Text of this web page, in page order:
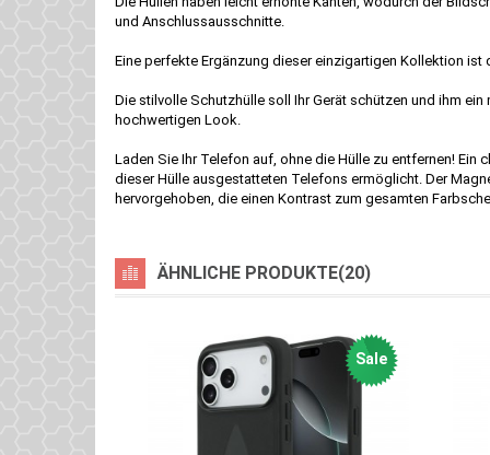
und Anschlussausschnitte.
Eine perfekte Ergänzung dieser einzigartigen Kollektion
Die stilvolle Schutzhülle soll Ihr Gerät schützen und ihm
hochwertigen Look.
Laden Sie Ihr Telefon auf, ohne die Hülle zu entfernen!
dieser Hülle ausgestatteten Telefons ermöglicht. Der
hervorgehoben, die einen Kontrast zum gesamten
ÄHNLICHE PRODUKTE(20)
Sale